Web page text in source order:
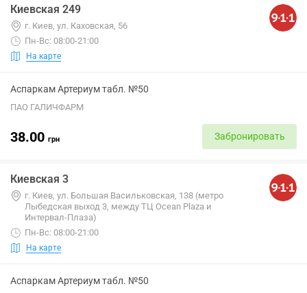
Киевская 249
г. Киев, ул. Каховская, 56
Пн-Вс: 08:00-21:00
На карте
Аспаркам Артериум табл. №50
ПАО ГАЛИЧФАРМ
38.00 грн Забронировать
Киевская 3
г. Киев, ул. Большая Васильковская, 138 (метро
Лыбедская выход 3, между ТЦ Ocean Plaza и
Интервал-Плаза)
Пн-Вс: 08:00-21:00
На карте
Аспаркам Артериум табл. №50